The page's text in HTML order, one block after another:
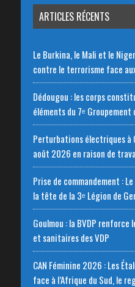
ARTICLES RÉCENTS
Le Burkina, le Mali et le
contre le terrorisme face
Dédougou : les corps
éléments du 7ᵉ
Perturbations électriques à
août 2026 en raison de
Prise de commandement :
la tête de la 3ᵉ Légion de
Goulmou : la BVDP
et sanitaires des VDP
CAN Féminine 2026 : Les
face à l’Afrique du Sud, le